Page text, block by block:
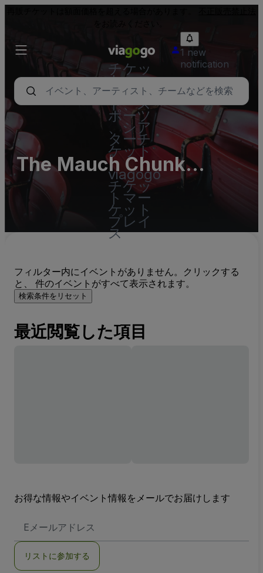
チケッ
ト - コ
ンサー
ト、ス
ポーツ
、シア
ターチ
ケット
|
viagogo
チケッ
トマー
ケット
プレイ
ス
1 new
notification
The Mauch Chunk
Opera House Parking
Lots (InActive)
フィルター内にイベントがありません。クリックする
と、 件のイベントがすべて表示されます。
検索条件をリセット
最近閲覧した項目
お得な情報やイベント情報をメールでお届けします
メ
ア
リストに参加する